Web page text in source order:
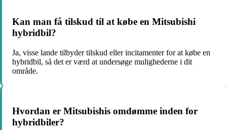
Kan man få tilskud til at købe en Mitsubishi
hybridbil?
Ja, visse lande tilbyder tilskud eller incitamenter for at købe en
hybridbil, så det er værd at undersøge mulighederne i dit
område.
Hvordan er Mitsubishis omdømme inden for
hybridbiler?